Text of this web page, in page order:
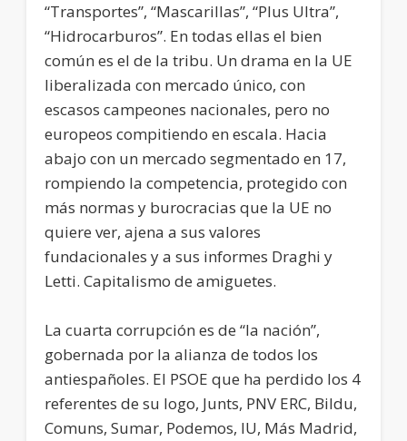
“Transportes”, “Mascarillas”, “Plus Ultra”,
“Hidrocarburos”. En todas ellas el bien
común es el de la tribu. Un drama en la UE
liberalizada con mercado único, con
escasos campeones nacionales, pero no
europeos compitiendo en escala. Hacia
abajo con un mercado segmentado en 17,
rompiendo la competencia, protegido con
más normas y burocracias que la UE no
quiere ver, ajena a sus valores
fundacionales y a sus informes Draghi y
Letti. Capitalismo de amiguetes.
La cuarta corrupción es de “la nación”,
gobernada por la alianza de todos los
antiespañoles. El PSOE que ha perdido los 4
referentes de su logo, Junts, PNV ERC, Bildu,
Comuns, Sumar, Podemos, IU, Más Madrid,